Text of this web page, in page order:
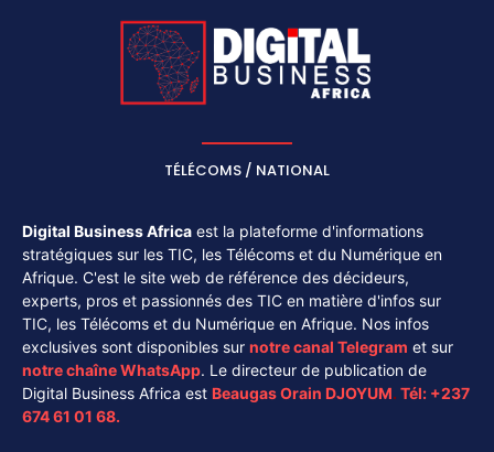
TÉLÉCOMS / NATIONAL
Digital Business Africa est la plateforme d'informations
stratégiques sur les TIC, les Télécoms et du Numérique en
Afrique. C'est le site web de référence des décideurs,
experts, pros et passionnés des TIC en matière d'infos sur
TIC, les Télécoms et du Numérique en Afrique. Nos infos
exclusives sont disponibles sur notre canal Telegram et sur
notre chaîneWhatsApp. Le directeur de publication de
Digital Business Africa est Beaugas Orain DJOYUM. Tél: +237
674 61 01 68.